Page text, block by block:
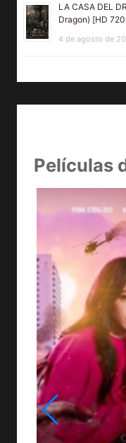
LA CASA DEL
Dragon) [HD
4 de agosto de
Películas